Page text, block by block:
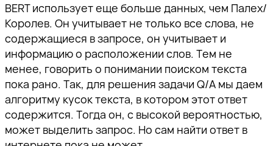
BERT использует еще больше данных, чем Палех/
Королев. Он учитывает не только все слова, не
содержащиеся в запросе, он учитывает и
информацию о расположении слов. Тем не
менее, говорить о понимании поиском текста
пока рано. Так, для решения задачи Q/A мы даем
алгоритму кусок текста, в котором этот ответ
содержится. Тогда он, с высокой вероятностью,
может выделить запрос. Но сам найти ответ в